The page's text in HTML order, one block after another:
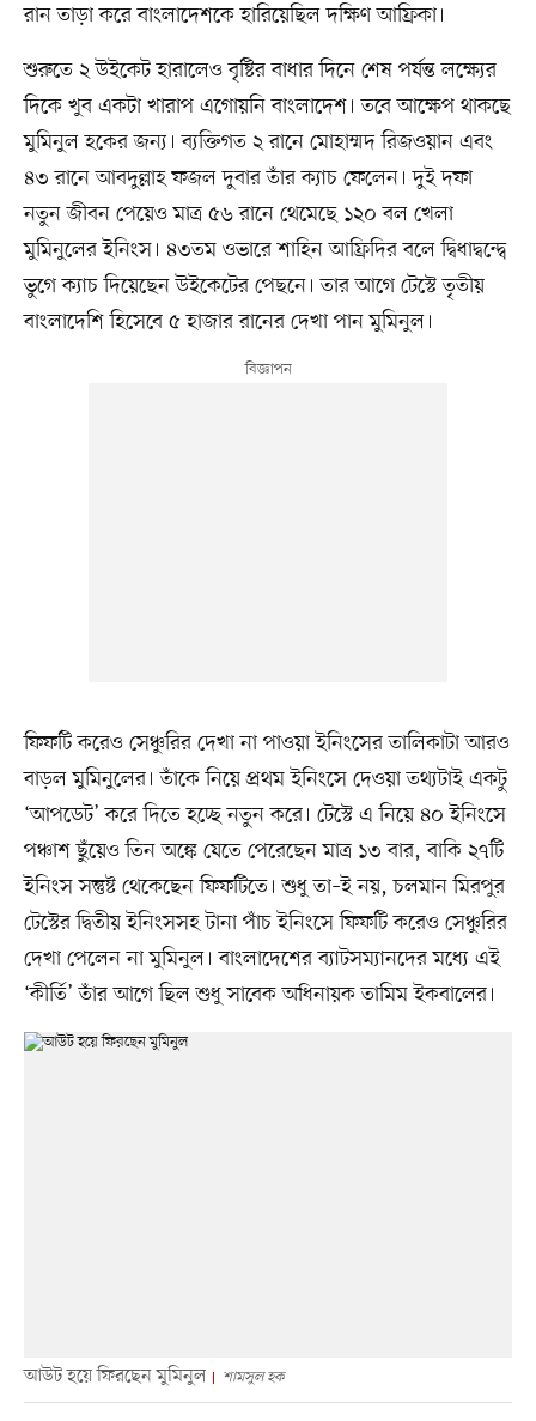
রান তাড়া করে বাংলাদেশকে হারিয়েছিল দক্ষিণ আফ্রিকা।
শুরুতে ২ উইকেট হারালেও বৃষ্টির বাধার দিনে শেষ পর্যন্ত লক্ষ্যের
দিকে খুব একটা খারাপ এগোয়নি বাংলাদেশ। তবে আক্ষেপ থাকছে
মুমিনুল হকের জন্য। ব্যক্তিগত ২ রানে মোহাম্মদ রিজওয়ান এবং
৪৩ রানে আবদুল্লাহ ফজল দুবার তাঁর ক্যাচ ফেলেন। দুই দফা
নতুন জীবন পেয়েও মাত্র ৫৬ রানে থেমেছে ১২০ বল খেলা
মুমিনুলের ইনিংস। ৪৩তম ওভারে শাহিন আফ্রিদির বলে দ্বিধাদ্বন্দ্বে
ভুগে ক্যাচ দিয়েছেন উইকেটের পেছনে। তার আগে টেস্টে তৃতীয়
বাংলাদেশি হিসেবে ৫ হাজার রানের দেখা পান মুমিনুল।
ফিফটি করেও সেঞ্চুরির দেখা না পাওয়া ইনিংসের তালিকাটা আরও
বাড়ল মুমিনুলের। তাঁকে নিয়ে প্রথম ইনিংসে দেওয়া তথ্যটাই একটু
‘আপডেট’ করে দিতে হচ্ছে নতুন করে। টেস্টে এ নিয়ে ৪০ ইনিংসে
পঞ্চাশ ছুঁয়েও তিন অঙ্কে যেতে পেরেছেন মাত্র ১৩ বার, বাকি ২৭টি
ইনিংস সন্তুষ্ট থেকেছেন ফিফটিতে। শুধু তা–ই নয়, চলমান মিরপুর
টেস্টের দ্বিতীয় ইনিংসসহ টানা পাঁচ ইনিংসে ফিফটি করেও সেঞ্চুরির
দেখা পেলেন না মুমিনুল। বাংলাদেশের ব্যাটসম্যানদের মধ্যে এই
‘কীর্তি’ তাঁর আগে ছিল শুধু সাবেক অধিনায়ক তামিম ইকবালের।
আউট হয়ে ফিরছেন মুমিনুল শামসুল হক